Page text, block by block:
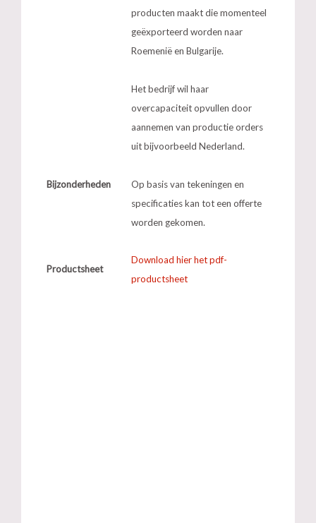
producten maakt die momenteel
geëxporteerd worden naar
Roemenië en Bulgarije.
Het bedrijf wil haar
overcapaciteit opvullen door
aannemen van productie orders
uit bijvoorbeeld Nederland.
Bijzonderheden
Op basis van tekeningen en
specificaties kan tot een offerte
worden gekomen.
Productsheet
Download hier het pdf-
productsheet